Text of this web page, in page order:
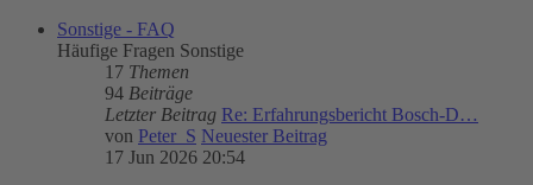
Sonstige - FAQ
Häufige Fragen Sonstige
17 Themen
94 Beiträge
Letzter Beitrag Re: Erfahrungsbericht Bosch-D…
von Peter_S Neuester Beitrag
17 Jun 2026 20:54